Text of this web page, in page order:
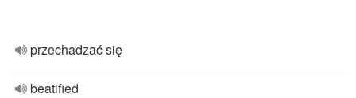
przechadzać się
beatified